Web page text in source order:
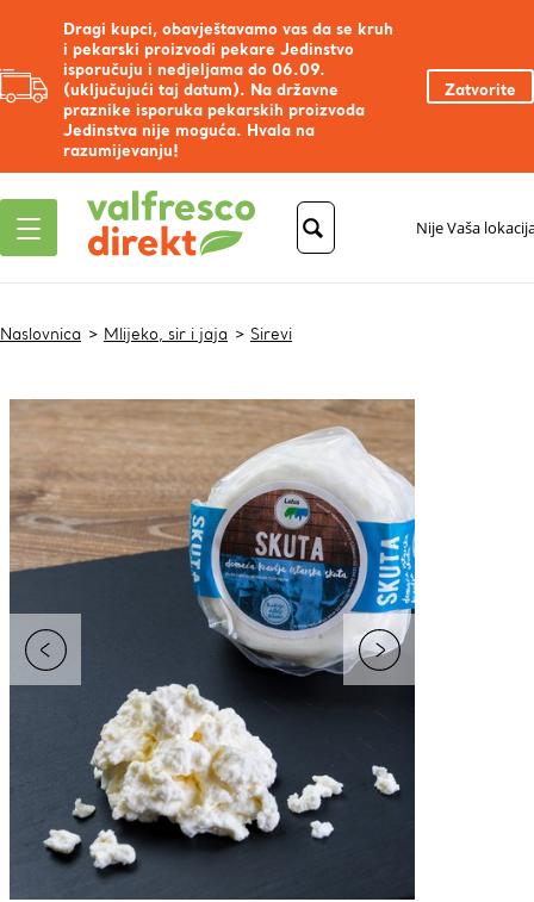
Dragi kupci, obavještavamo vas da se kruh
i pekarski proizvodi pekare Jedinstvo
isporučuju i nedjeljama do 06.09.
(uključujući taj datum). Na državne
praznike isporuka pekarskih proizvoda
Jedinstva nije moguća. Hvala na
razumijevanju!
Zatvorite
Nije Vaša
Naslovnica Mlijeko, sir i jaja Sirevi